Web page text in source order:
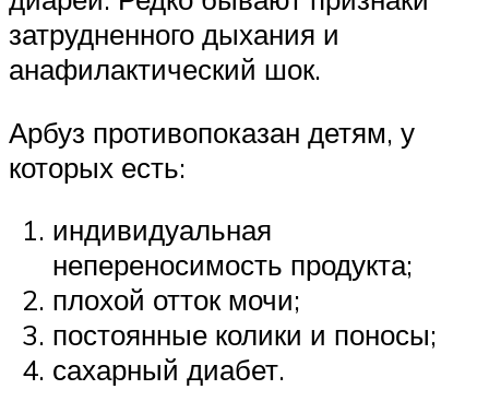
затрудненного дыхания и
анафилактический шок.
Арбуз противопоказан детям, у
которых есть:
индивидуальная
непереносимость продукта;
плохой отток мочи;
постоянные колики и поносы;
сахарный диабет.